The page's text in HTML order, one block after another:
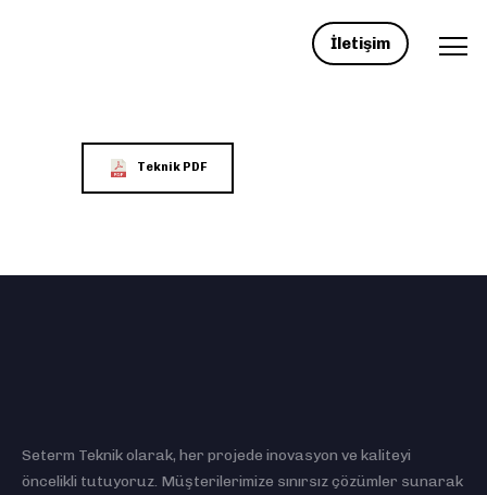
İletişim
Teknik PDF
Seterm Teknik olarak, her projede inovasyon ve kaliteyi
öncelikli tutuyoruz. Müşterilerimize sınırsız çözümler sunarak